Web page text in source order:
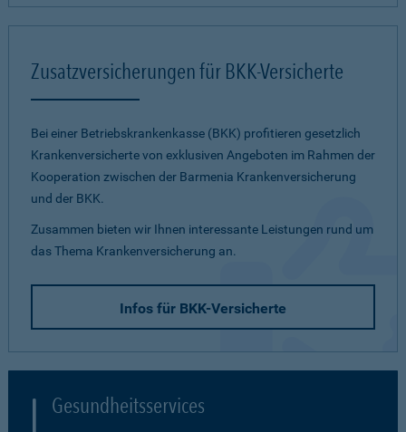
Zusatzversicherungen für BKK-Versicherte
Bei einer Betriebskrankenkasse (BKK) profitieren gesetzlich
Krankenversicherte von exklusiven Angeboten im Rahmen der
Kooperation zwischen der Barmenia Krankenversicherung
und der BKK.
Zusammen bieten wir Ihnen interessante Leistungen rund um
das Thema Krankenversicherung an.
Infos für BKK-Versicherte
Gesundheitsservices